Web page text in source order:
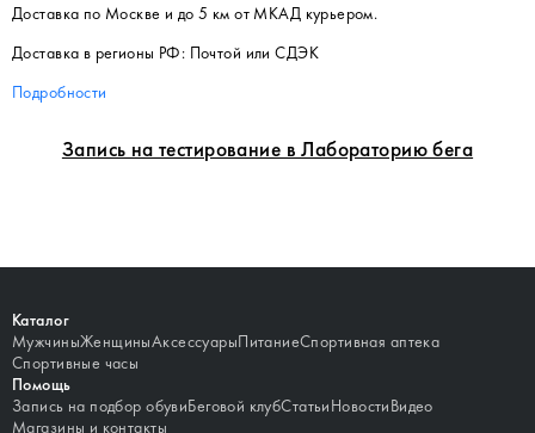
Запись на тестирование в Лабораторию бега
Доставка по Москве и до 5 км от МКАД курьером.
Доставка в регионы РФ: Почтой или СДЭК
Подробности
Каталог
МужчиныЖенщиныАксессуарыПитаниеСпортивная аптека
Спортивные часы
Помощь
Запись на подбор обувиБеговой клубСтатьиНовостиВидео
Магазины и контакты